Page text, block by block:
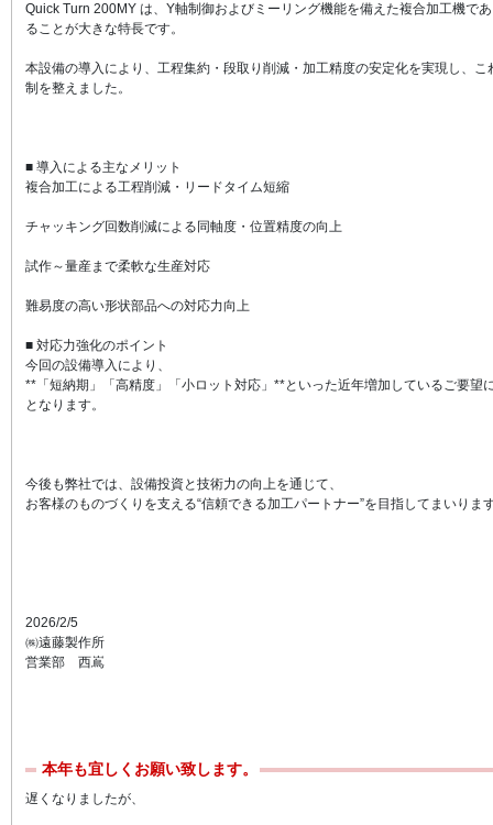
Quick Turn 200MY は、Y軸制御およびミーリング機能を備えた複合加工機で
ることが大きな特長です。
本設備の導入により、工程集約・段取り削減・加工精度の安定化を実現し、
制を整えました。
■ 導入による主なメリット
複合加工による工程削減・リードタイム短縮
チャッキング回数削減による同軸度・位置精度の向上
試作～量産まで柔軟な生産対応
難易度の高い形状部品への対応力向上
■ 対応力強化のポイント
今回の設備導入により、
**「短納期」「高精度」「小ロット対応」**といった近年増加しているご要望
となります。
今後も弊社では、設備投資と技術力の向上を通じて、
お客様のものづくりを支える“信頼できる加工パートナー”を目指してまいりま
2026/2/5
㈱遠藤製作所
営業部 西嶌
本年も宜しくお願い致します。
遅くなりましたが、